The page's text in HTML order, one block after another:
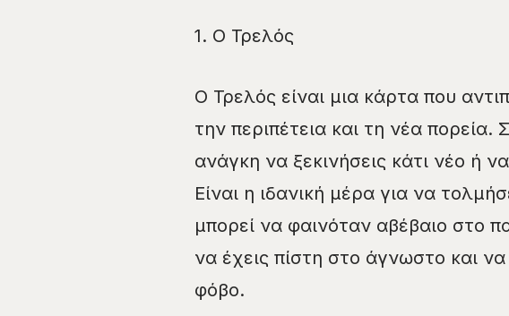
1. Ο Τρελός
Ο Τρελός είναι μια κάρτα που
την περιπέτεια και τη νέα
ανάγκη να ξεκινήσεις κάτι νέο ή
Είναι η ιδανική μέρα για να
μπορεί να φαινόταν αβέβαιο στο
να έχεις πίστη στο άγνωστο και
φόβο.